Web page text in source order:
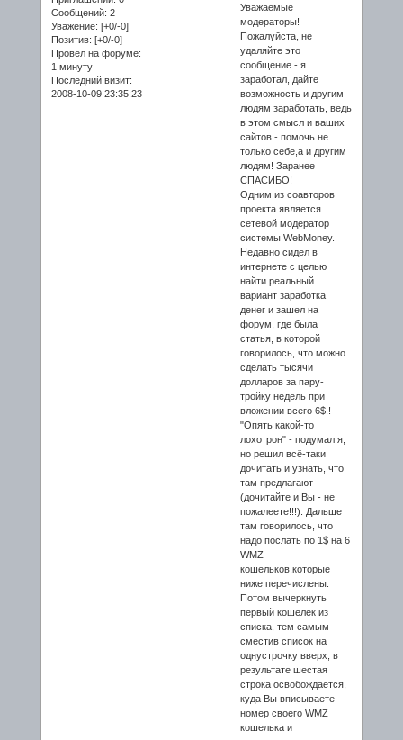
Сообщений: 2
Уважение: [+0/-0]
Позитив: [+0/-0]
Провел на форуме:
1 минуту
Последний визит:
2008-10-09 23:35:23
Уважаемые
модераторы!
Пожалуйста, не
удаляйте это
сообщение - я
заработал, дайте
возможность и другим
людям заработать, ведь
в этом смысл и ваших
сайтов - помочь не
только себе,а и другим
людям! Заранее
СПАСИБО!
Одним из соавторов
проекта является
сетевой модератор
системы WebMoney.
Недавно сидел в
интернете с целью
найти реальный
вариант заработка
денег и зашел на
форум, где была
статья, в которой
говорилось, что можно
сделать тысячи
долларов за пару-
тройку недель при
вложении всего 6$.!
"Опять какой-то
лохотрон" - подумал я,
но решил всё-таки
дочитать и узнать, что
там предлагают
(дочитайте и Вы - не
пожалеете!!!). Дальше
там говорилось, что
надо послать по 1$ на 6
WMZ
кошельков,которые
ниже перечислены.
Потом вычеркнуть
первый кошелёк из
списка, тем самым
сместив список на
однустрочку вверх, в
результате шестая
строка освобождается,
куда Вы вписываете
номер своего WMZ
кошелька и